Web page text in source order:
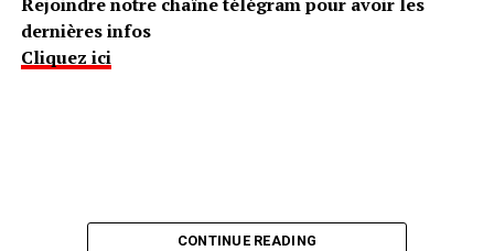
dernières infos
Cliquez ici
CONTINUE READING